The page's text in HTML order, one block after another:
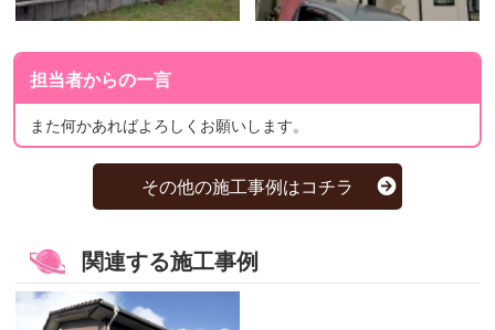
担当者からの一言
また何かあればよろしくお願いします。
その他の施工事例はコチラ
関連する施工事例